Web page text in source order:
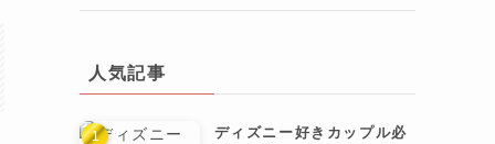
人気記事
ディズニー好きカップル必